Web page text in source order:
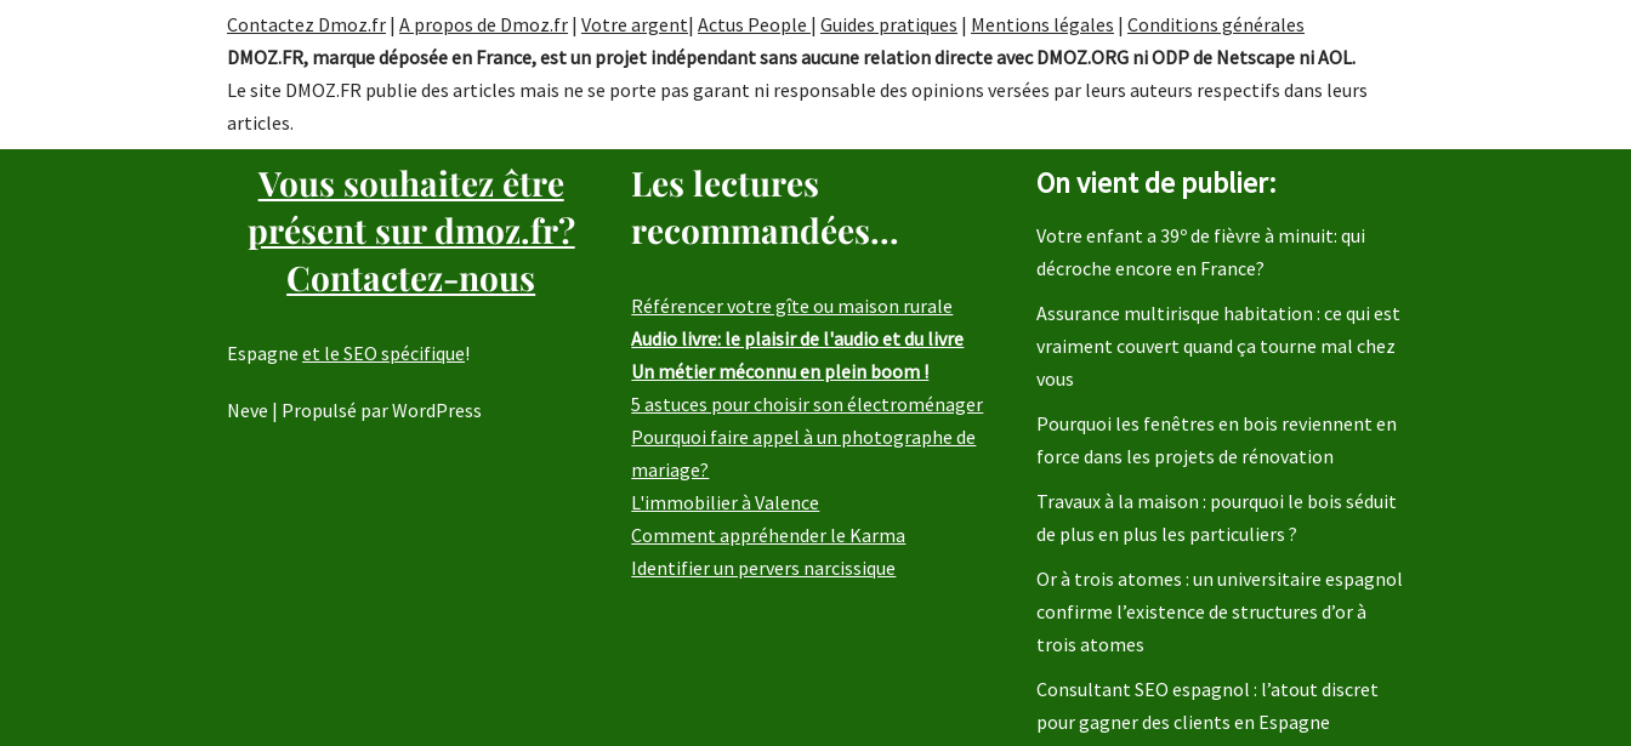
Contactez Dmoz.fr | A propos de Dmoz.fr | Votre argent| Actus People | Guides pratiques | Mentions légales | Conditions générales
DMOZ.FR, marque déposée en France, est un projet indépendant sans aucune relation directe avec DMOZ.ORG ni ODP de Netscape ni AOL.
Le site DMOZ.FR publie des articles mais ne se porte pas garant ni responsable des opinions versées par leurs auteurs respectifs dans leurs
articles.
Vous souhaitez être
présent sur dmoz.fr?
Contactez-nous
Espagne et le SEO spécifique!
Neve | Propulsé parWordPress
Les lectures
recommandées...
Référencer votre gîte ou maison rurale
Audio livre: le plaisir de l'audio et du livre
Un métier méconnu en plein boom !
5 astuces pour choisir son électroménager
Pourquoi faire appel à un photographe de
mariage?
L'immobilier à Valence
Comment appréhender le Karma
Identifier un pervers narcissique
On vient de publier:
Votre enfant a 39º de fièvre à minuit: qui
décroche encore en France?
Assurance multirisque habitation : ce qui est
vraiment couvert quand ça tourne mal chez
vous
Pourquoi les fenêtres en bois reviennent en
force dans les projets de rénovation
Travaux à la maison : pourquoi le bois séduit
de plus en plus les particuliers ?
Or à trois atomes : un universitaire espagnol
confirme l’existence de structures d’or à
trois atomes
Consultant SEO espagnol : l’atout discret
pour gagner des clients en Espagne